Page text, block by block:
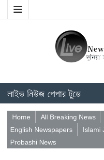
লাইভ নিউজ পেপার টুডে
Home All Breaking News
English Newspapers
Islami
Probashi News